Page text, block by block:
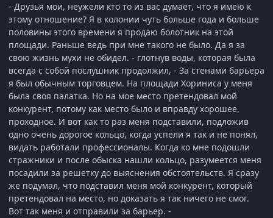
- Друзья мои, неужели кто то из вас думает, что я имею к
этому отношение? Я в колонии чуть больше года и больше
половины этого времени я продаю болотник на этой
площади. Раньше ведь при мне такого не было. Да я за
свою жизнь мухи не обидел. - глотнув воды, которая была
всегда с собой послушник продолжил, - За стенами барьера
я был обычным торговцем. На площади Хориниса у меня
была своя палатка. Но на мое место претендовал мой
конкурент, потому как место было и вправду хорошее,
проходное. И вот как то раз меня подставили, подложив
одно очень дорогое кольцо, когда успели я так и не понял,
видать работали профессионалы. Когда ко мне подошли
стражники и после обыска нашли кольцо, разумеется меня
посадили за решетку до выяснения обстоятельств. Я сразу
же подумал, что подставил меня мой конкурент, который
претендовал на место, но доказать я так ничего не смог.
Вот так меня и отправили за барьер. -